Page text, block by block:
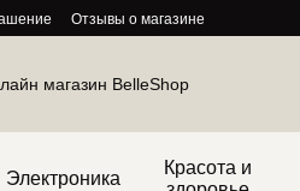
Отзывы о магазине
Электроника
Красота и